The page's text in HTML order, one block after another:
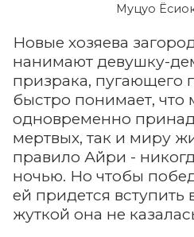
Муцуо
Новые хозяева
нанимают девушку-
призрака, пугающего
быстро понимает,
одновременно
мертвых, так и миру
правило Айри -
ночью. Но чтобы
ей придется вступить
жуткой она не